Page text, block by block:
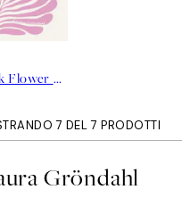
Laura Gröndahl - Pink Flower Poster
7 DEL 7 PRODOTTI
Gröndahl